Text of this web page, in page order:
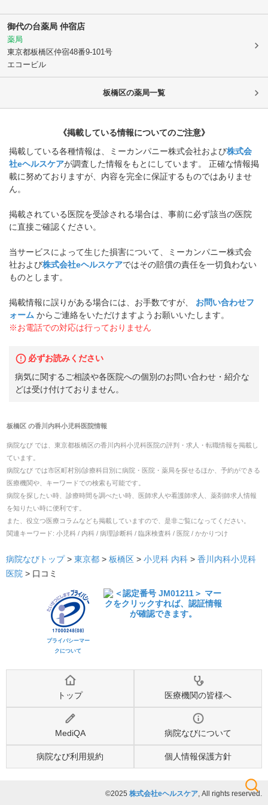
検索
御代の台薬局 仲宿店
薬局
東京都板橋区仲宿48番9-101号
エコービル
板橋区の薬局一覧
《掲載している情報についてのご注意》
掲載している各種情報は、ミーカンパニー株式会社および株式会
社eヘルスケアが調査した情報をもとにしています。 正確な情報掲
載に努めておりますが、内容を完全に保証するものではありませ
ん。
掲載されている医院を受診される場合は、事前に必ず該当の医院
に直接ご確認ください。
当サービスによって生じた損害について、ミーカンパニー株式会
社および株式会社eヘルスケアではその賠償の責任を一切負わない
ものとします。
掲載情報に誤りがある場合には、お手数ですが、
お問い合わせフ
ォーム からご連絡をいただけますようお願いいたします。
※お電話での対応は行っておりません
必ずお読みください
病気に関するご相談や各医院への個別のお問い合わせ・紹介な
どは受け付けておりません。
板橋区 の香川内科小児科医院情報
病院なび では、 東京都板橋区の香川内科小児科医院の評判・求人・転職情報を掲載し
ています。
病院なび では市区町村別/診療科目別に病院・医院・薬局を探せるほか、予約ができる
医療機関や、キーワードでの検索も可能です。
病院を探したい時、診療時間を調べたい時、医師求人や看護師求人、薬剤師求人情報
を知りたい時に便利です。
また、役立つ医療コラムなども掲載していますので、是非ご覧になってください。
関連キーワード: 小児科 / 内科 / 病理診断科 / 臨床検査科 / 医院 / かかりつけ
病院なびトップ > 東京都 > 板橋区 > 小児科 内科 > 香川内科小児科
医院 > 口コミ
プライバシーマー
クについて
トップ 医療機関の皆様へ
MediQA 病院なびについて
病院なび利用規約 個人情報保護方針
©2025 株式会社eヘルスケア, All rights reserved.